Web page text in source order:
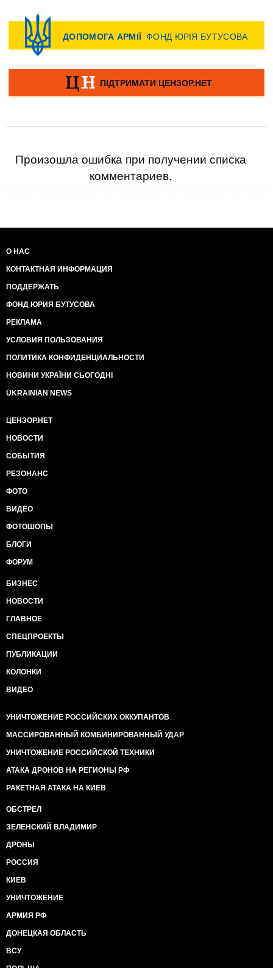
Произошла ошибка при получении списка
комментариев.
О НАС
КОНТАКТНАЯ ИНФОРМАЦИЯ
ПОДДЕРЖАТЬ
ФОНД ЮРИЯ БУТУСОВА
РЕКЛАМА
УСЛОВИЯ ПОЛЬЗОВАНИЯ
ПОЛИТИКА КОНФИДЕНЦИАЛЬНОСТИ
НОВИНИ УКРАЇНИ СЬОГОДНІ
UKRAINIAN NEWS
ЦЕНЗОР.НЕТ
НОВОСТИ
СОБЫТИЯ
РЕЗОНАНС
ФОТО
ВИДЕО
ФОТОШОПЫ
БЛОГИ
ФОРУМ
БИЗНЕС
НОВОСТИ
ГЛАВНОЕ
СПЕЦПРОЕКТЫ
ПУБЛИКАЦИИ
КОЛОНКИ
ВИДЕО
УНИЧТОЖЕНИЕ РОССИЙСКИХ ОККУПАНТОВ
МАССИРОВАННЫЙ КОМБИНИРОВАННЫЙ УДАР
УНИЧТОЖЕНИЕ РОССИЙСКОЙ ТЕХНИКИ
АТАКА ДРОНОВ НА РЕГИОНЫ РФ
РАКЕТНАЯ АТАКА НА КИЕВ
ОБСТРЕЛ
ЗЕЛЕНСКИЙ ВЛАДИМИР
ДРОНЫ
РОССИЯ
КИЕВ
УНИЧТОЖЕНИЕ
АРМИЯ РФ
ДОНЕЦКАЯ ОБЛАСТЬ
ВСУ